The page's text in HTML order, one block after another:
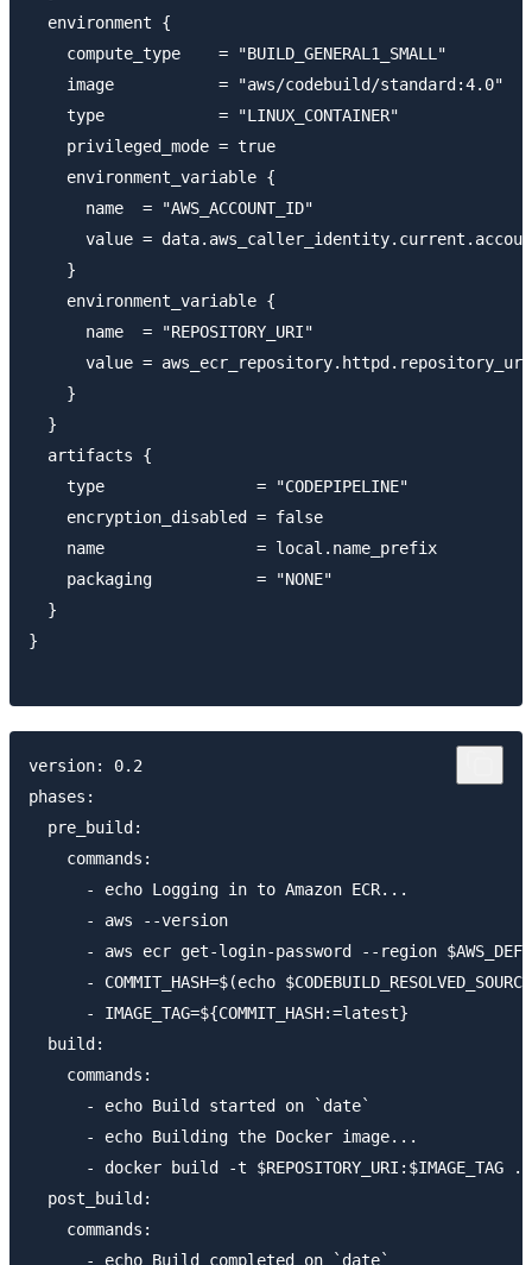
  environment {
    compute_type    = "BUILD_GENERAL1_SMALL"
    image           = "aws/codebuild/standard:4.0"
    type            = "LINUX_CONTAINER"
    privileged_mode = true
    environment_variable {
      name  = "AWS_ACCOUNT_ID"
value =
    }
    environment_variable {
      name  = "REPOSITORY_URI"
      value = aws_ecr_repository.httpd.repository_url
    }
  }
  artifacts {
    type                = "CODEPIPELINE"
    encryption_disabled = false
    name                = local.name_prefix
    packaging           = "NONE"
  }
}
version: 0.2
phases:
  pre_build:
    commands:
      - echo Logging in to Amazon ECR...
      - aws --version
- aws ecr get-login-password --region
- COMMIT_HASH=$(echo
      - IMAGE_TAG=${COMMIT_HASH:=latest}
  build:
    commands:
      - echo Build started on `date`
      - echo Building the Docker image...
      - docker build -t $REPOSITORY_URI:$IMAGE_TAG .
  post_build:
    commands:
      - echo Build completed on `date`